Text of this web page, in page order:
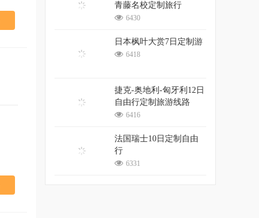
青藤名校定制旅行
6430
日本枫叶大赏7日定制游
6418
捷克-奥地利-匈牙利12日
自由行定制旅游线路
6416
法国瑞士10日定制自由
行
6331